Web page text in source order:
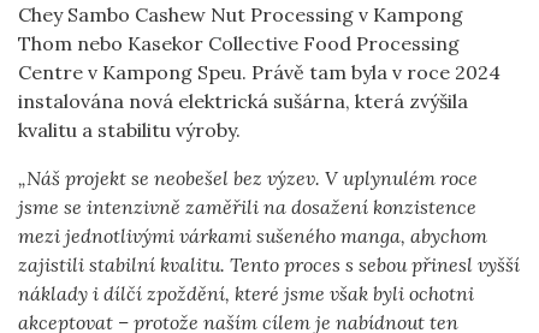
Chey Sambo Cashew Nut Processing v Kampong
Thom nebo Kasekor Collective Food Processing
Centre v Kampong Speu. Právě tam byla v roce 2024
instalována nová elektrická sušárna, která zvýšila
kvalitu a stabilitu výroby.
„Náš projekt se neobešel bez výzev. V uplynulém roce
jsme se intenzivně zaměřili na dosažení konzistence
mezi jednotlivými várkami sušeného manga, abychom
zajistili stabilní kvalitu. Tento proces s sebou přinesl vyšší
náklady i dílčí zpoždění, které jsme však byli ochotni
akceptovat – protože naším cílem je nabídnout ten